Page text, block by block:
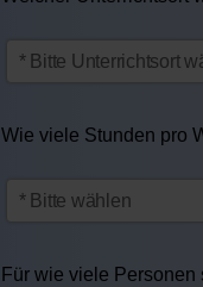
Wie viele Stunden pro
Für wie viele